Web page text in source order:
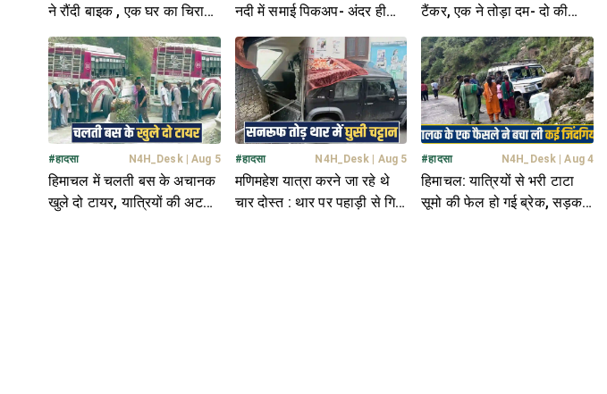
ने रौंदी बाइक , एक घर का चिराग
नदी में समाई पिकअप- अंदर ही
टैंकर, एक ने तोड़ा दम- दो की
#हादसा N4H_Desk| Aug 5
हिमाचल में चलती बस के अचानक
खुले दो टायर, यात्रियों की अटकी
#हादसा N4H_Desk | Aug 5
मणिमहेश यात्रा करने जा रहे थे
चार दोस्त : थार पर पहाड़ी से गिरी
#हादसा N4H_Desk | Aug 4
हिमाचल: यात्रियों से भरी टाटा
सूमो की फेल हो गई ब्रेक, सड़क